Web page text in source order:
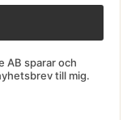
AB sparar och
till mig.